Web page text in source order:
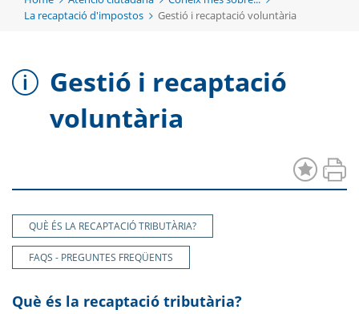
La recaptació d'impostos
Gestió i recaptació voluntària
Gestió i recaptació
voluntària
QUÈ ÉS LA RECAPTACIÓ TRIBUTÀRIA?
FAQS - PREGUNTES FREQÜENTS
Què és la recaptació tributària?